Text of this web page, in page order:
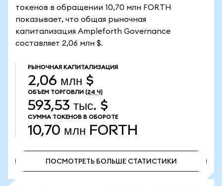
токенов в обращении 10,70 млн FORTH
показывает, что общая рыночная
капитализация Ampleforth Governance
составляет 2,06 млн $.
РЫНОЧНАЯ КАПИТАЛИЗАЦИЯ
2,06 млн $
ОБЪЕМ ТОРГОВЛИ (24 Ч)
593,53 тыс. $
СУММА ТОКЕНОВ В ОБОРОТЕ
10,70 млн FORTH
ПОСМОТРЕТЬ БОЛЬШЕ СТАТИСТИКИ